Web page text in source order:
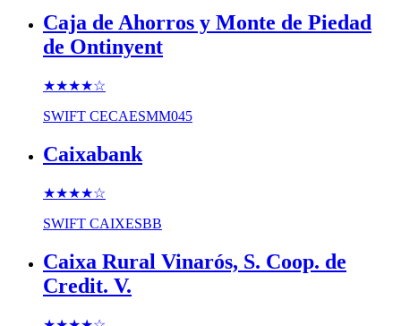
Caja de Ahorros y Monte de Piedad
de Ontinyent
★★★★☆
SWIFT CECAESMM045
Caixabank
★★★★☆
SWIFT CAIXESBB
Caixa Rural Vinarós, S. Coop. de
Credit. V.